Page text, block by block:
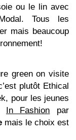
ou le lin avec
Tous les
mais beaucoup
green on visite
plutôt Ethical
pour les jeunes
In Fashion par
mais le choix est